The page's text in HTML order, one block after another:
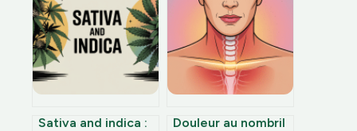
Sativa and indica :
Douleur au nombril